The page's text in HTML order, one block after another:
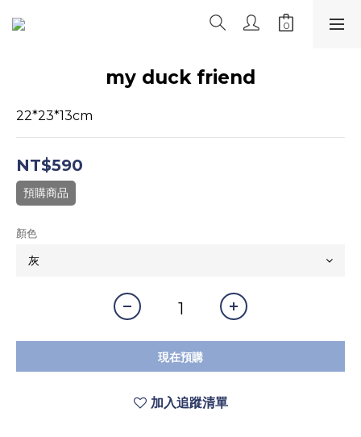
my duck friend
22*23*13cm
NT$590
預購商品
顏色
現在預購
加入追蹤清單